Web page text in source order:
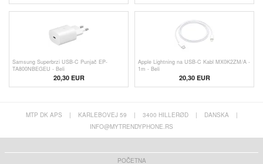
Samsung Superbrzi USB-C Punjač EP-
TA800NBEGEU - Beli
20,30 EUR
Apple Lightning na USB-C Kabl MX0K2ZM/A -
1m - Beli
20,30 EUR
MTP DK APS | KARLEBOVEJ 59 | 3400 HILLERØD | DANSKA
|
INFO@MYTRENDYPHONE.RS
POČETNA